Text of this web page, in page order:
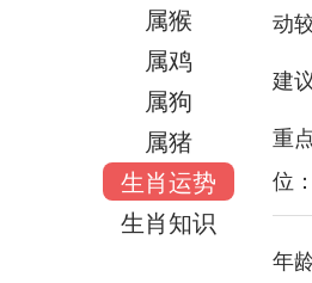
属猴
属鸡
属狗
属猪
生肖运势
生肖知识
动
建
重
位：
年